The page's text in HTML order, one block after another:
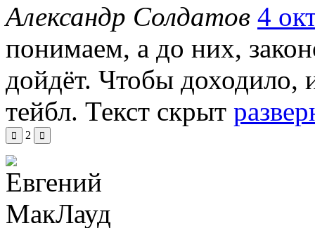
Александр Солдатов 4
понимаем, а до них,
дойдёт. Чтобы доходило,
тейбл. Текст скрыт
2